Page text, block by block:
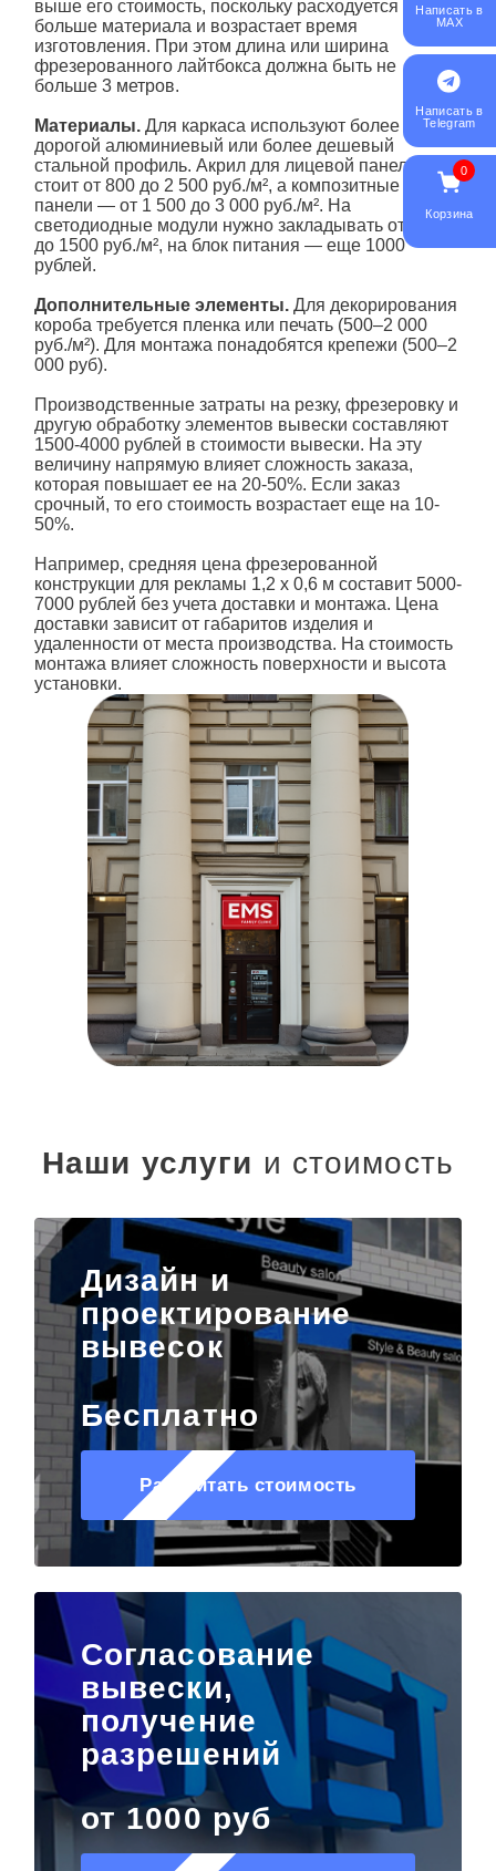
выше его стоимость, поскольку расходуется
больше материала и возрастает время
изготовления. При этом длина или ширина
фрезерованного лайтбокса должна быть не
больше 3 метров.
Материалы. Для каркаса используют более
дорогой алюминиевый или более дешевый
стальной профиль. Акрил для лицевой панели
стоит от 800 до 2 500 руб./м², а композитные
панели — от 1 500 до 3 000 руб./м². На
светодиодные модули нужно закладывать от 500
до 1500 руб./м², на блок питания — еще 1000
рублей.
Дополнительные элементы.Для декорирования
короба требуется пленка или печать (500–2 000
руб./м²). Для монтажа понадобятся крепежи (500–2
000 руб).
Производственные затраты на резку, фрезеровку и
другую обработку элементов вывески составляют
1500-4000 рублей в стоимости вывески. На эту
величину напрямую влияет сложность заказа,
которая повышает ее на 20-50%. Если заказ
срочный, то его стоимость возрастает еще на 10-
50%.
Например, средняя цена фрезерованной
конструкции для рекламы 1,2 х 0,6 м составит 5000-
7000 рублей без учета доставки и монтажа. Цена
доставки зависит от габаритов изделия и
удаленности от места производства. На стоимость
монтажа влияет сложность поверхности и высота
установки.
Наши услуги и стоимость
Дизайн и
проектирование
вывесок
Бесплатно
Рассчитать стоимость
Согласование
вывески,
получение
разрешений
от 1000 руб
Написать в
MAX
Написать в
Telegram
0
Корзина